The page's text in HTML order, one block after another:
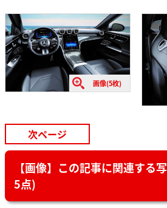
画像(5枚)
次ページ
【画像】この記事に関連する
5点)